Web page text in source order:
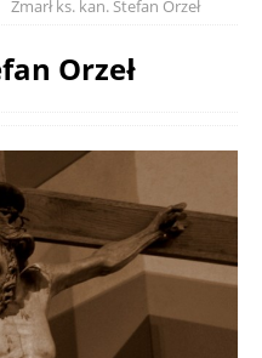
Zmarł ks. kan. Stefan Orzeł
Orzeł